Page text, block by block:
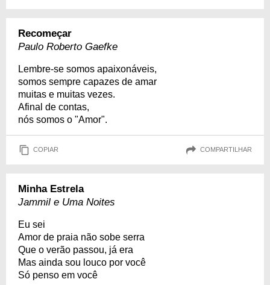
Recomeçar
Paulo Roberto Gaefke
Lembre-se somos apaixonáveis,
somos sempre capazes de amar
muitas e muitas vezes.
Afinal de contas,
nós somos o "Amor".
COPIAR COMPARTILHAR
Minha Estrela
Jammil e Uma Noites
Eu sei
Amor de praia não sobe serra
Que o verão passou, já era
Mas ainda sou louco por você
Só penso em você